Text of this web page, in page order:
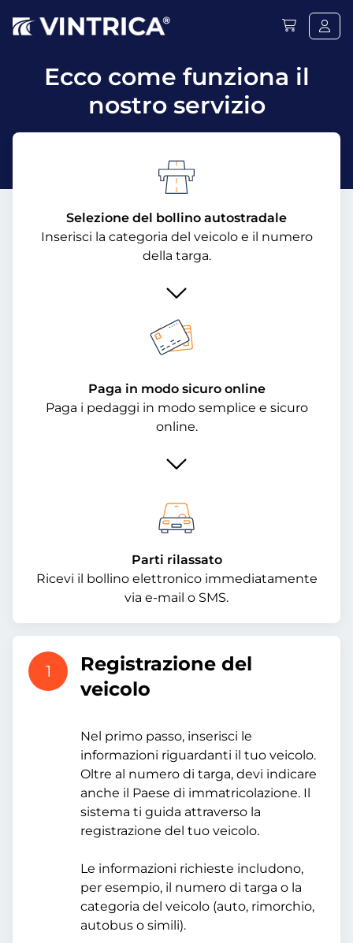
Ecco come funziona il
nostro servizio
Selezione del bollino autostradale
Inserisci la categoria del veicolo e il numero
della targa.
Paga in modo sicuro online
Paga i pedaggi in modo semplice e sicuro
online.
Parti rilassato
Ricevi il bollino elettronico immediatamente
via e-mail o SMS.
1
Registrazione del
veicolo
Nel primo passo, inserisci le
informazioni riguardanti il tuo veicolo.
Oltre al numero di targa, devi indicare
anche il Paese di immatricolazione. Il
sistema ti guida attraverso la
registrazione del tuo veicolo.
Le informazioni richieste includono,
per esempio, il numero di targa o la
categoria del veicolo (auto, rimorchio,
autobus o simili).